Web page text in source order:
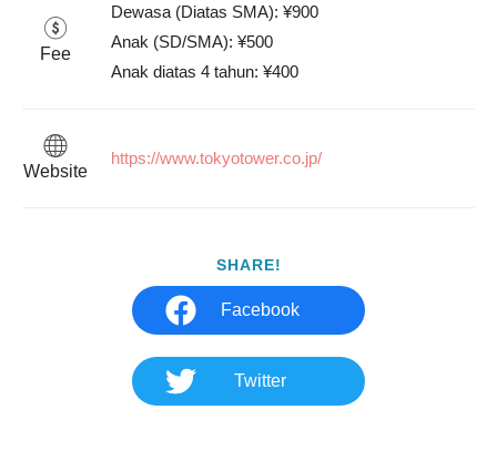
Fee
Dewasa (Diatas SMA): ¥900
Anak (SD/SMA): ¥500
Anak diatas 4 tahun: ¥400
Website
SHARE!
Facebook
Twitter